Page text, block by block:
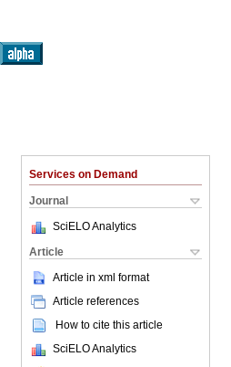
Services on Demand
Journal
SciELO Analytics
Article
Article in xml format
Article references
How to cite this article
SciELO Analytics